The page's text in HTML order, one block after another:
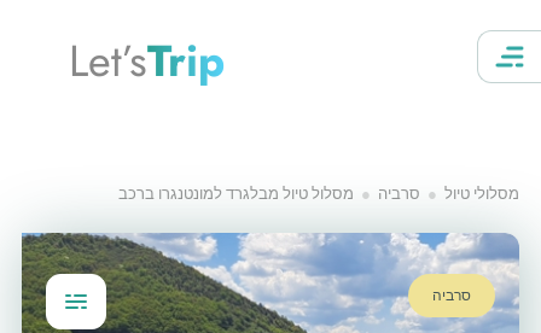
Let’sTrip
מסלולי טיול סרביה מסלול טיול מבלגרד למונטנגרו ברכב
סרביה